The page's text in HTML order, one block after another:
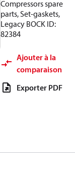
Compressors spare
parts, Set-gaskets,
Legacy BOCK ID:
82384
Ajouter à la
comparaison
Exporter PDF